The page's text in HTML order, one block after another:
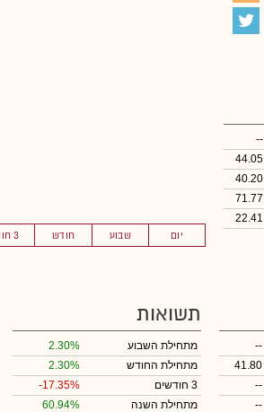
יום שבוע חודש 3 חוד'
--
44.05
40.20
71.77
22.41
--
41.80
--
--
תשואות
מתחילת השבוע
2.30%
מתחילת החודש
2.30%
3 חודשים
-17.35%
מתחילת השנה
60.94%